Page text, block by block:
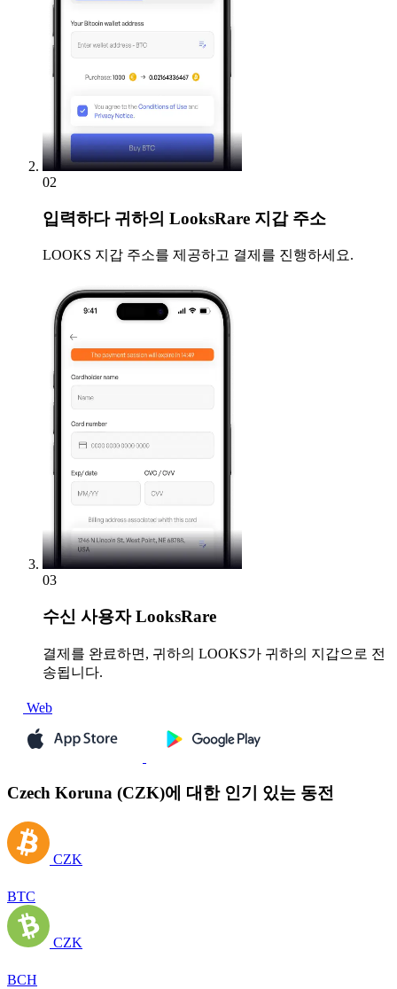
02
입력하다귀하의 LooksRare 지갑 주소
LOOKS 지갑 주소를 제공하고 결제를 진행하세요.
03
수신 사용자 LooksRare
결제를 완료하면, 귀하의 LOOKS가 귀하의 지갑으로 전
송됩니다.
Web
Czech Koruna (CZK)에 대한 인기 있는 동전
CZK
BTC
CZK
BCH